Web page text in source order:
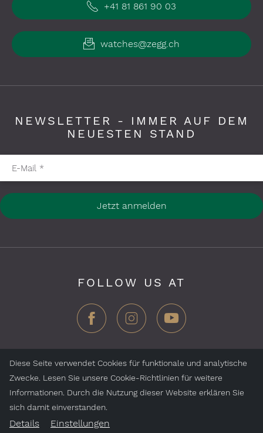
+41 81 861 90 03
watches@zegg.ch
NEWSLETTER - IMMER AUF DEM
NEUESTEN STAND
Pflichtfelder bitte ausfüllen
E-Mail *
Jetzt anmelden
FOLLOW US AT
ZEGG Hotels & Stores AG, Samnaun Dorf, CH-7563
Samnaun, Schweiz
Jobs Impressum
Diese Seite verwendet Cookies für funktionale und analytische
Zwecke. Lesen Sie unsere Cookie-Richtlinien für weitere
Informationen. Durch die Nutzung dieser Website erklären Sie
sich damit einverstanden.
Details Einstellungen